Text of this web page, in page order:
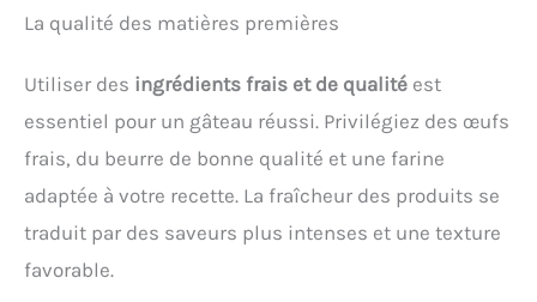
La qualité des matières premières
Utiliser des ingrédients frais et de qualité est
essentiel pour un gâteau réussi. Privilégiez des œufs
frais, du beurre de bonne qualité et une farine
adaptée à votre recette. La fraîcheur des produits se
traduit par des saveurs plus intenses et une texture
favorable.